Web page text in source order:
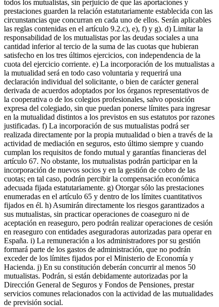
todos los mutualistas, sin perjuicio de que las aportaciones y
prestaciones guarden la relación estatutariamente establecida con las
circunstancias que concurran en cada uno de ellos. Serán aplicables
las reglas contenidas en el artículo 9.2.c), e), f) y g). d) Limitar la
responsabilidad de los mutualistas por las deudas sociales a una
cantidad inferior al tercio de la suma de las cuotas que hubieran
satisfecho en los tres últimos ejercicios, con independencia de la
cuota del ejercicio corriente. e) La incorporación de los mutualistas a
la mutualidad será en todo caso voluntaria y requerirá una
declaración individual del solicitante, o bien de carácter general
derivada de acuerdos adoptados por los órganos representativos de
la cooperativa o de los colegios profesionales, salvo oposición
expresa del colegiado, sin que puedan ponerse límites para ingresar
en la mutualidad distintos a los previstos en sus estatutos por razones
justificadas. f) La incorporación de sus mutualistas podrá ser
realizada directamente por la propia mutualidad o bien a través de la
actividad de mediación en seguros, esto último siempre y cuando
cumplan los requisitos de fondo mutual y garantías financieras del
artículo 67. No obstante, los mutualistas podrán participar en la
incorporación de nuevos socios y en la gestión de cobro de las
cuotas; en tal caso, podrán percibir la compensación económica
adecuada fijada estatutariamente. g) Otorgar sólo las prestaciones
enumeradas en el artículo 65 y dentro de los límites cuantitativos
fijados en él. h) Asumirán directamente los riesgos garantizados a
sus mutualistas, sin practicar operaciones de coaseguro ni de
aceptación en reaseguro, pero podrán realizar operaciones de cesión
en reaseguro con entidades aseguradoras autorizadas para operar en
España. i) La remuneración a los administradores por su gestión
formará parte de los gastos de administración, que no podrán
exceder de los límites fijados por el Ministerio de Economía y
Hacienda. j) En su constitución deberán concurrir al menos 50
mutualistas. Podrán, si están debidamente autorizadas por la
Dirección General de Seguros y Fondos de Pensiones, prestar
servicios comunes relacionados con la actividad de las mutualidades
de previsión social.